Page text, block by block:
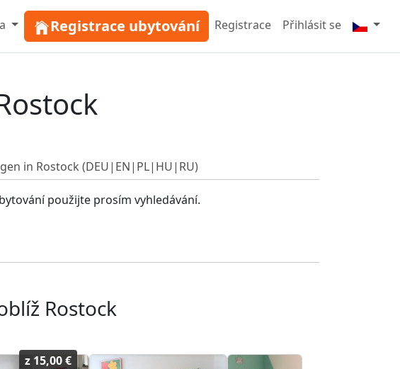
Registrace ubytování Registrace Přihlásit se
in Rostock (DEU|EN|PL|HU|RU)
použijte prosím vyhledávání.
Rostock
z 15,00 €